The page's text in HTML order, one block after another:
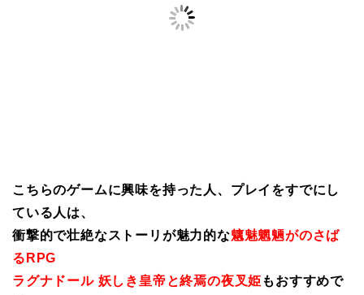
こちらのゲームに興味を持った人、プレイをすでにし
ている人は、
衝撃的で壮絶なストーリが魅力的な魑魅魍魎がのさば
るRPG
ラグナドール 妖しき皇帝と終焉の夜叉姫 もおすすめで